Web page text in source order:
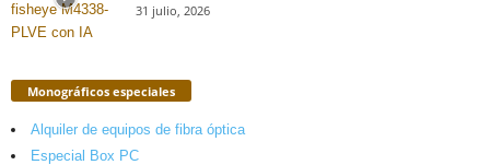
31 julio, 2026
Monográficos especiales
Alquiler de equipos de fibra óptica
Especial Box PC